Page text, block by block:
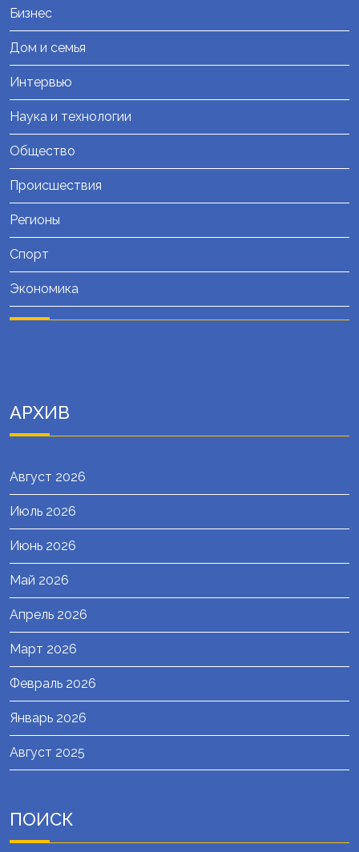
Бизнес
Дом и семья
Интервью
Наука и технологии
Общество
Происшествия
Регионы
Спорт
Экономика
АРХИВ
Август 2026
Июль 2026
Июнь 2026
Май 2026
Апрель 2026
Март 2026
Февраль 2026
Январь 2026
Август 2025
ПОИСК